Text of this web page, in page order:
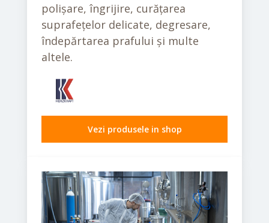
polișare, îngrijire, curățarea
suprafețelor delicate, degresare,
îndepărtarea prafului și multe
altele.
Vezi produsele in shop